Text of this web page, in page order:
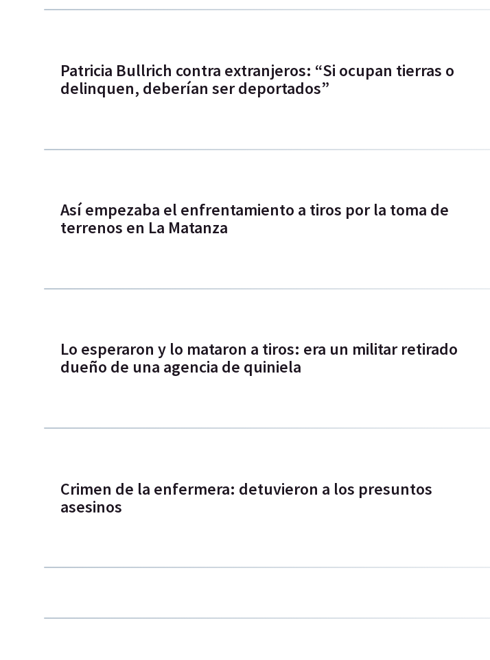
Patricia Bullrich contra extranjeros: “Si ocupan tierras o
delinquen, deberían ser deportados”
Así empezaba el enfrentamiento a tiros por la toma de
terrenos en La Matanza
Lo esperaron y lo mataron a tiros: era un militar retirado
dueño de una agencia de quiniela
Crimen de la enfermera: detuvieron a los presuntos
asesinos